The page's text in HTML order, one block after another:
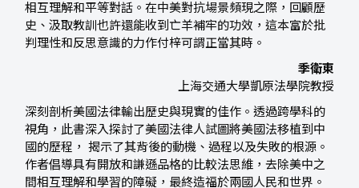
相互理解和平等對話。在中美對抗場景頻現之際，回顧歷
史、汲取教訓也許還能收到亡羊補牢的功效，這本富於批
判理性和反思意識的力作付梓可謂正當其時。
季衛東
上海交通大學凱原法學院教授
深刻剖析美國法律輸出歷史與現實的佳作。透過跨學科的
視角，此書深入探討了美國法律人試圖將美國法移植到中
國的歷程， 揭示了其背後的動機、過程以及失敗的根源。
作者倡導具有開放和謙遜品格的比較法思維，去除美中之
間相互理解和學習的障礙，最終造福於兩國人民和世界。